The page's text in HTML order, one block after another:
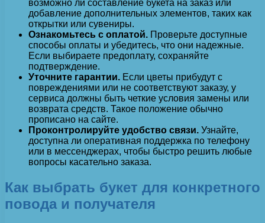
возможно ли составление букета на заказ или
добавление дополнительных элементов, таких как
открытки или сувениры.
Ознакомьтесь с оплатой. Проверьте доступные
способы оплаты и убедитесь, что они надежные.
Если выбираете предоплату, сохраняйте
подтверждение.
Уточните гарантии. Если цветы прибудут с
повреждениями или не соответствуют заказу, у
сервиса должны быть четкие условия замены или
возврата средств. Такое положение обычно
прописано на сайте.
Проконтролируйте удобство связи. Узнайте,
доступна ли оперативная поддержка по телефону
или в мессенджерах, чтобы быстро решить любые
вопросы касательно заказа.
Как выбрать букет для конкретного
повода и получателя